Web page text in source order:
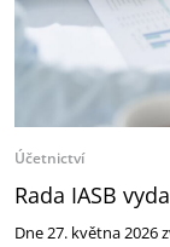
Účetnictví
Rada IASB
Dne 27. května 2026